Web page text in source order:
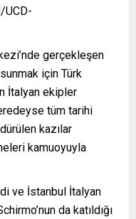
UCD-
gerçekleşen
için Türk
İtalyan ekipler
tüm tarihi
kazılar
kamuoyuyla
ve İstanbul İtalyan
da katıldığı